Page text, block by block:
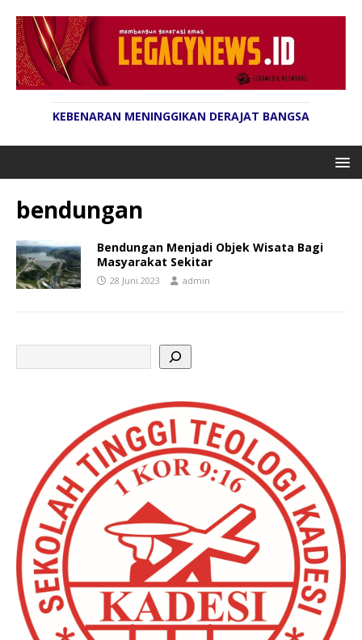
KEBENARAN MENINGGIKAN DERAJAT BANGSA
bendungan
Bendungan Menjadi Objek Wisata Bagi
Masyarakat Sekitar
28 Juni 2023 admin